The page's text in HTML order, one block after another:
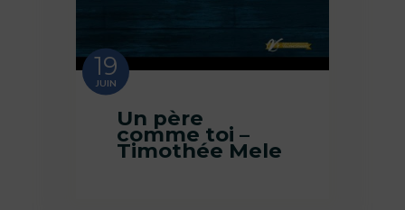
19
JUIN
Un père
comme toi –
Timothée Mele